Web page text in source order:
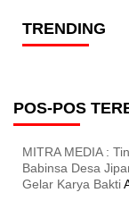
TRENDING
POS-POS
MITRA MEDIA :
Babinsa Desa
Gelar Karya Bakti